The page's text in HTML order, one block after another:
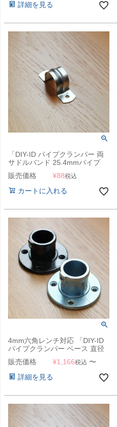
詳細を見る
「DIY-ID パイプクランパー 両
サドルバンド 25.4mmパイプ
用」
販売価格 ¥88税込
カートに入れる
4mm六角レンチ対応 「DIY-ID
パイプクランパー ベース 直径
25.4mmパイプ用」
販売価格 ¥1,166税込 〜
詳細を見る